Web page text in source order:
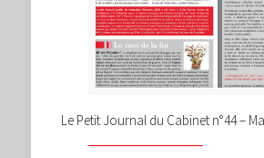
Le Petit Journal du Cabinet n°44 –